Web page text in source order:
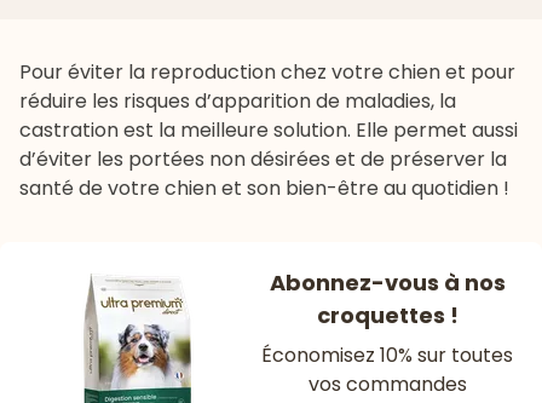
Pour éviter la reproduction chez votre chien et pour
réduire les risques d’apparition de maladies, la
castration est la meilleure solution. Elle permet aussi
d’éviter les portées non désirées et de préserver la
santé de votre chien et son bien-être au quotidien !
Abonnez-vous à nos
croquettes !
Économisez 10% sur toutes
vos commandes